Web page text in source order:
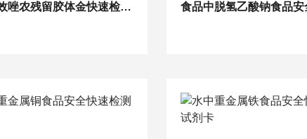
麦冬多效唑农残留胶体金快速检测卡